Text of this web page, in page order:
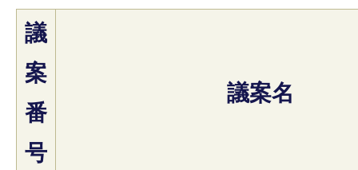
議
案
番
号
議案名